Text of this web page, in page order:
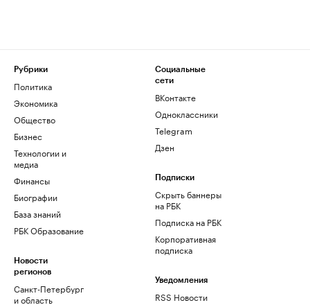
Рубрики
Политика
Экономика
Общество
Бизнес
Технологии и
медиа
Финансы
Биографии
База знаний
РБК Образование
Новости
регионов
Санкт-Петербург
и область
Социальные
сети
ВКонтакте
Одноклассники
Telegram
Дзен
Подписки
Скрыть баннеры
на РБК
Подписка на РБК
Корпоративная
подписка
Уведомления
RSS Новости